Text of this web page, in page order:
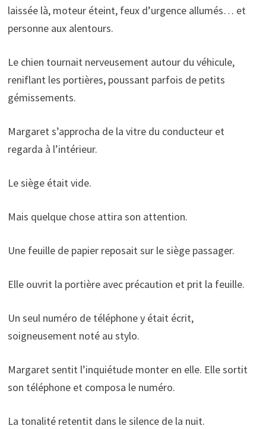
laissée là, moteur éteint, feux d’urgence allumés… et
personne aux alentours.
Le chien tournait nerveusement autour du véhicule,
reniflant les portières, poussant parfois de petits
gémissements.
Margaret s’approcha de la vitre du conducteur et
regarda à l’intérieur.
Le siège était vide.
Mais quelque chose attira son attention.
Une feuille de papier reposait sur le siège passager.
Elle ouvrit la portière avec précaution et prit la feuille.
Un seul numéro de téléphone y était écrit,
soigneusement noté au stylo.
Margaret sentit l’inquiétude monter en elle. Elle sortit
son téléphone et composa le numéro.
La tonalité retentit dans le silence de la nuit.